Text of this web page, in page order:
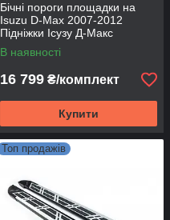
Бічні пороги площадки на
Isuzu D-Max 2007-2012
Підніжки Ісузу Д-Макс
Fullmond
В наявності
16 799 ₴/комплект
Купити
Топ продажів